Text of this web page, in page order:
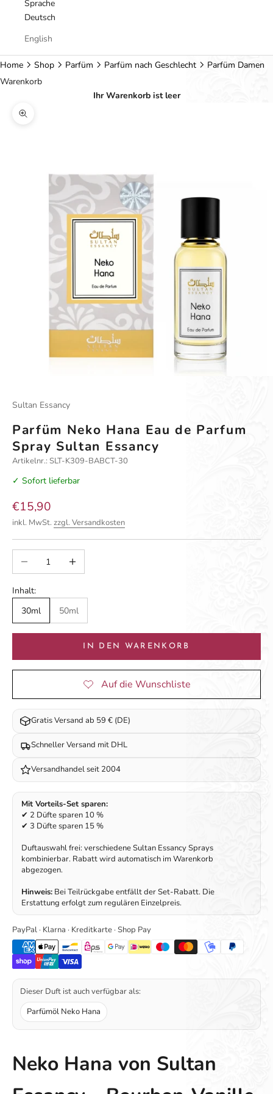
Sprache
Deutsch
English
Home Shop Parfüm Parfüm nach Geschlecht
Parfüm Damen
Warenkorb
Ihr Warenkorb ist leer
Bild vergrößern
Sultan Essancy
Parfüm Neko Hana Eau de Parfum
Spray Sultan Essancy
Artikelnr.: SLT-K309-BABCT-30
✓ Sofort lieferbar
Angebot
€15,90
inkl. MwSt. zzgl. Versandkosten
Anzahl verringernAnzahl erhöhen
Inhalt:
30ml
50ml
IN DEN WARENKORB
Gratis Versand ab 59 € (DE)
Schneller Versand mit DHL
Versandhandel seit 2004
Mit Vorteils-Set sparen:
✔ 2 Düfte sparen 10 %
✔ 3 Düfte sparen 15 %
Duftauswahl frei: verschiedene Sultan Essancy Sprays
kombinierbar. Rabatt wird automatisch im Warenkorb
abgezogen.
Hinweis: Bei Teilrückgabe entfällt der Set-Rabatt. Die
Erstattung erfolgt zum regulären Einzelpreis.
PayPal · Klarna · Kreditkarte · Shop Pay
Dieser Duft ist auch verfügbar als:
Parfümöl Neko Hana
Neko Hana von Sultan